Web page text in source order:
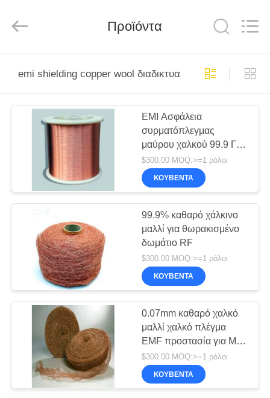
ΠΡΟΪΌΝΤΑ
ΞΕΝΆΓΗΣΗ
ΕΡΓΟΣΤΆΣΙΟ
ΠΟΙΟΤΙΚΌΣ
ΈΛΕΓΧΟΣ
ΕΠΙΚΟΙΝΩΝΉΣΤΕ
ΜΑΖΊ
ΜΑΣ
한국
Polski
Changzhou
Προϊόντα
emi shielding copper wool διαδικτυακή κατασκευή
ΕΜΙ Ασφάλεια
συρματόπλεγμας
μαύρου χαλκού 99.9 Για
EMC θάλαμο
$300.00 MOQ:>=1 ρόλοι
ΚΟΥΒΈΝΤΑ
99.9% καθαρό χάλκινο
μαλλί για θωρακισμένο
δωμάτιο RF
$300.00 MOQ:>=1 ρόλοι
ΚΟΥΒΈΝΤΑ
0.07mm καθαρό χαλκό
μαλλί χαλκό πλέγμα
EMF προστασία για MRI
RF κλουβί δωμάτιο rf
προστασία δωμάτιο emc
ανηχητικό θάλαμο
$300.00 MOQ:>=1 ρόλοι
ΚΟΥΒΈΝΤΑ